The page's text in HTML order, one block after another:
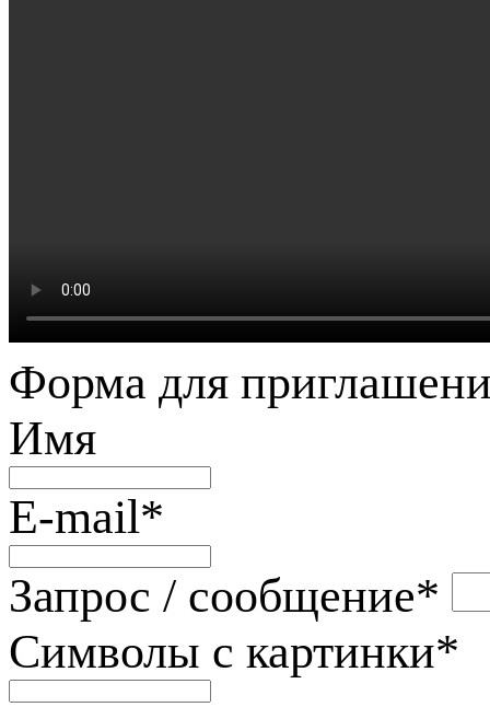
Форма для
Имя
E-mail*
Запрос / сообщение*
Символы с картинки*